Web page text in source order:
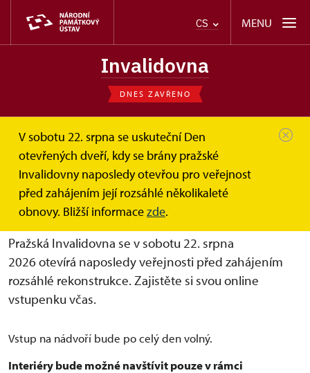
CS MENU
Invalidovna
DNES ZAVŘENO
V sobotu 22. srpna se uskuteční Den
otevřených dveří, kdy se brány pražské
Invalidovny naposledy otevřou pro veřejnost
před zahájením její rozsáhlé několikaleté
obnovy. Bližší informacezde.
Invalidovna Online vstupenky: Den otevřených...
Online vstupenky – Den
otevřených dveří
Pražská Invalidovna se v sobotu 22. srpna
2026 otevírá naposledy veřejnosti před zahájením
rozsáhlé rekonstrukce. Zajistěte si svou online
vstupenku včas.
Vstup na nádvoří bude po celý den volný.
Interiéry bude možné navštívit pouze v rámci